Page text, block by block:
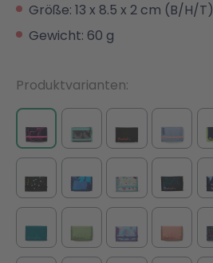
Größe: 13 x 8.5 x 2 cm (B/H/T)
Gewicht: 60 g
Produktvarianten